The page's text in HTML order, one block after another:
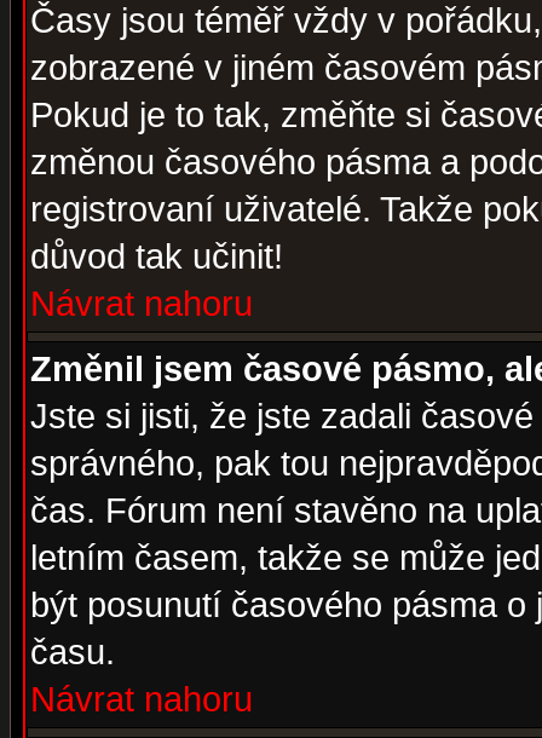
Časy jsou téměř vždy v
zobrazené v jiném časovém
Pokud je to tak, změňte si
změnou časového pásma a
registrovaní uživatelé. Takže
důvod tak učinit!
Návrat nahoru
Změnil jsem časové pásmo,
Jste si jisti, že jste zadali
správného, pak tou
čas. Fórum není stavěno na
letním časem, takže se může
být posunutí časového pásma
času.
Návrat nahoru